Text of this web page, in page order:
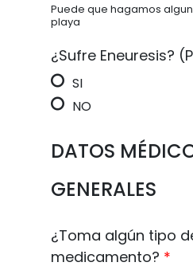
Puede que hagamos
playa
¿Sufre Eneuresis?
SI
NO
DATOS
GENERALES
¿Toma algún tipo
medicamento? *